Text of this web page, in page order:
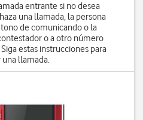
entrante si no desea
una llamada, la persona
de comunicando o la
o a otro número
estas instrucciones para
una llamada.